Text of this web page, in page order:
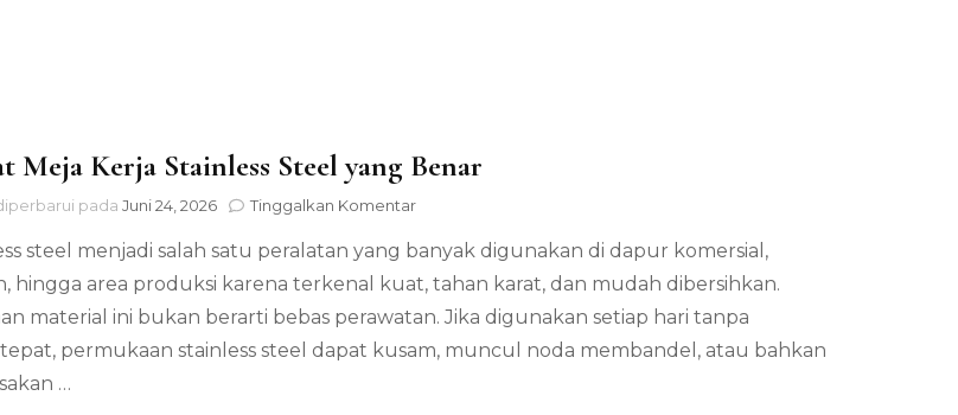
Meja Kerja Stainless Steel yang Benar
pada Juni 24, 2026 Tinggalkan Komentarpada
Merawat
Meja
Kerja
Stainless
Steel
steel menjadi salah satu peralatan yang banyak digunakan di dapur komersial,
hingga area produksi karena terkenal kuat, tahan karat, dan mudah dibersihkan.
material ini bukan berarti bebas perawatan. Jika digunakan setiap hari tanpa
permukaan stainless steel dapat kusam, muncul noda membandel, atau bahkan
…